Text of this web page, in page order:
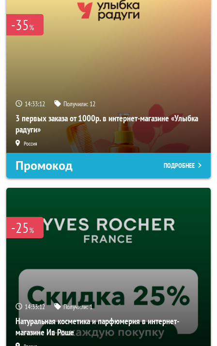
-35%
14:33:10 Получили: 12
3 первых заказа от 1000р. в интернет-магазине «Улыбка
радуги»
Россия
Промокод ПОДРОБНЕЕ
-25%
14:33:10 Получили:1
Натуральная косметика и парфюмерия в интернет-
магазине Ив Роше